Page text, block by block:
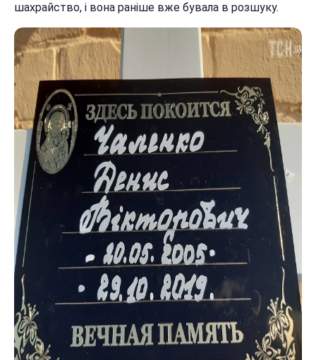
шахрайство, і вона раніше вже бувала в розшуку.